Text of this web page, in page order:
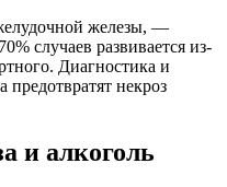
железы, —
случаев развивается из-
Диагностика и
предотвратят некроз
и алкоголь